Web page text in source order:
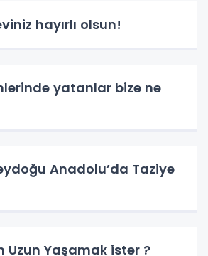
hayırlı olsun!
yatanlar bize ne
Anadolu’da Taziye
Uzun Yaşamak ister ?